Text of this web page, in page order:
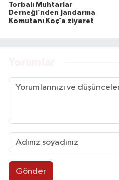
Torbalı Muhtarlar
Derneği’nden Jandarma
Komutanı Koç’a ziyaret
Gönder